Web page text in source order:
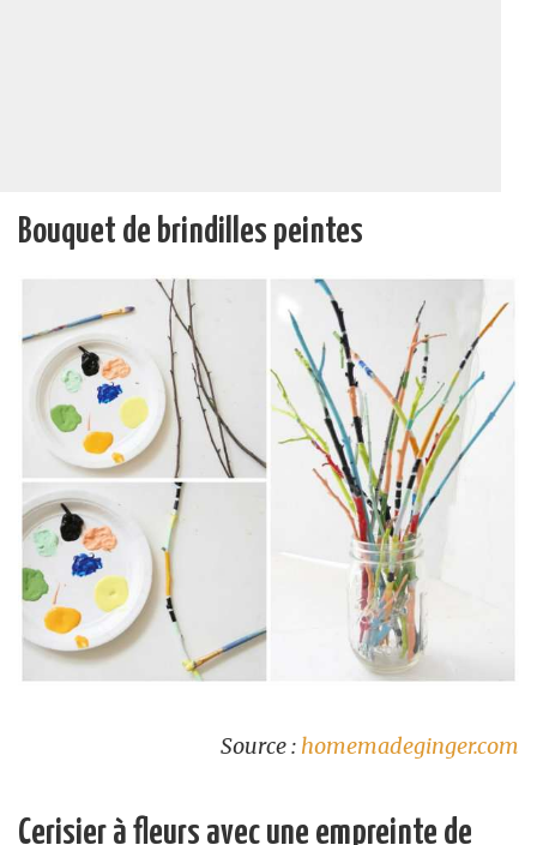
Bouquet de brindilles peintes
Source : homemadeginger.com
Cerisier à fleurs avec une empreinte de